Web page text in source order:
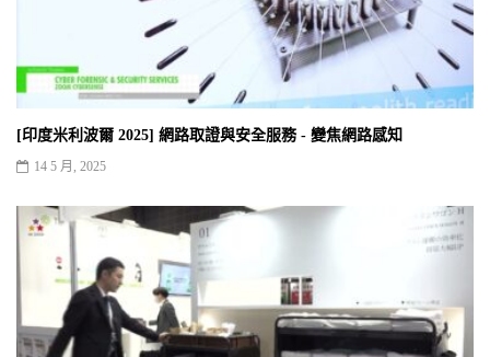
[印度米利波爾 2025] 網路取證與安全服務 - 變焦網路感知
14 5 月, 2025